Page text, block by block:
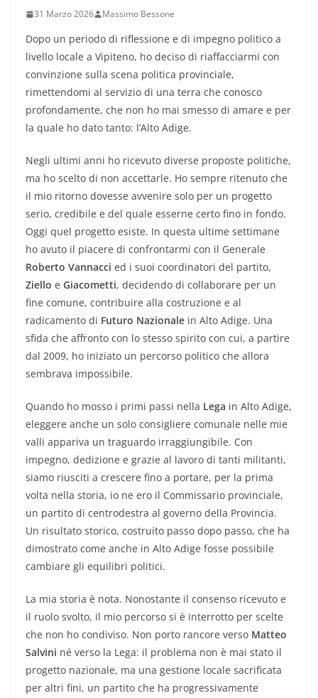
31 Marzo 2026 Massimo Bessone
Dopo un periodo di riflessione e di impegno politico a
livello locale a Vipiteno, ho deciso di riaffacciarmi con
convinzione sulla scena politica provinciale,
rimettendomi al servizio di una terra che conosco
profondamente, che non ho mai smesso di amare e per
la quale ho dato tanto: l’Alto Adige.
Negli ultimi anni ho ricevuto diverse proposte politiche,
ma ho scelto di non accettarle. Ho sempre ritenuto che
il mio ritorno dovesse avvenire solo per un progetto
serio, credibile e del quale esserne certo fino in fondo.
Oggi quel progetto esiste. In questa ultime settimane
ho avuto il piacere di confrontarmi con il Generale
Roberto Vannacci ed i suoi coordinatori del partito,
Ziello e Giacometti, decidendo di collaborare per un
fine comune, contribuire alla costruzione e al
radicamento di Futuro Nazionale in Alto Adige. Una
sfida che affronto con lo stesso spirito con cui, a partire
dal 2009, ho iniziato un percorso politico che allora
sembrava impossibile.
Quando ho mosso i primi passi nella Lega in Alto Adige,
eleggere anche un solo consigliere comunale nelle mie
valli appariva un traguardo irraggiungibile. Con
impegno, dedizione e grazie al lavoro di tanti militanti,
siamo riusciti a crescere fino a portare, per la prima
volta nella storia, io ne ero il Commissario provinciale,
un partito di centrodestra al governo della Provincia.
Un risultato storico, costruito passo dopo passo, che ha
dimostrato come anche in Alto Adige fosse possibile
cambiare gli equilibri politici.
La mia storia è nota. Nonostante il consenso ricevuto e
il ruolo svolto, il mio percorso si è interrotto per scelte
che non ho condiviso. Non porto rancore verso Matteo
Salvini né verso la Lega: il problema non è mai stato il
progetto nazionale, ma una gestione locale sacrificata
per altri fini, un partito che ha progressivamente